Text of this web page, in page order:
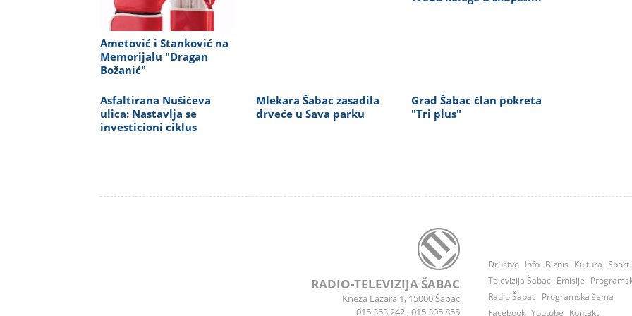
Ametović i Stanković na
Memorijalu "Dragan
Božanić"
Asfaltirana Nušićeva
ulica: Nastavlja se
investicioni ciklus
Mlekara Šabac zasadila
drveće u Sava parku
Grad Šabac član pokreta
"Tri plus"
RADIO-TELEVIZIJA ŠABAC
Kneza Lazara 1, 15000 Šabac
015 353 242 , 015 305 855
Društvo Info Biznis Kultura Sport
Televizija Šabac Emisije
Radio Šabac Programska šema
Facebook Youtube Kontakt